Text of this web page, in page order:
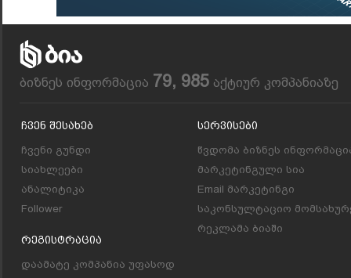
ბიზნეს ინფორმაცია 79, 985 აქტიურ კომპანიაზე
Ჩვენ Შესახებ
ჩვენი გუნდი
სიახლეები
ანალიტიკა
Follower
Რეგისტრაცია
დაამატე კომპანია უფასოდ
Სერვისები
წვდომა ბიზნეს
მარკეტინგული სია
Email მარკეტინგი
საკონსულტაციო
რეკლამა ბიაში